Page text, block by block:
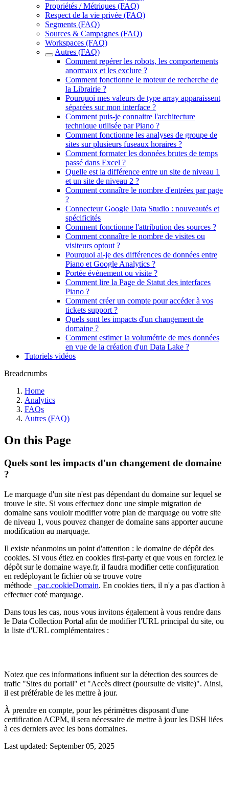
Propriétés / Métriques (FAQ)
Respect de la vie privée (FAQ)
Segments (FAQ)
Sources & Campagnes (FAQ)
Workspaces (FAQ)
Autres (FAQ)
Comment repérer les robots, les comportements
anormaux et les exclure ?
Comment fonctionne le moteur de recherche de
la Librairie ?
Pourquoi mes valeurs de type array apparaissent
séparées sur mon interface ?
Comment puis-je connaitre l'architecture
technique utilisée par Piano ?
Comment fonctionne les analyses de groupe de
sites sur plusieurs fuseaux horaires ?
Comment formater les données brutes de temps
passé dans Excel ?
Quelle est la différence entre un site de niveau 1
et un site de niveau 2 ?
Comment connaître le nombre d'entrées par page
?
Connecteur Google Data Studio : nouveautés et
spécificités
Comment fonctionne l'attribution des sources ?
Comment connaître le nombre de visites ou
visiteurs optout ?
Pourquoi ai-je des différences de données entre
Piano et Google Analytics ?
Portée événement ou visite ?
Comment lire la Page de Statut des interfaces
Piano ?
Comment créer un compte pour accéder à vos
tickets support ?
Quels sont les impacts d'un changement de
domaine ?
Comment estimer la volumétrie de mes données
en vue de la création d'un Data Lake ?
Tutoriels vidéos
Breadcrumbs
Home
Analytics
FAQs
Autres (FAQ)
On this Page
Quels sont les impacts d'un changement de domaine
?
Le marquage d'un site n'est pas dépendant du domaine sur lequel se
trouve le site. Si vous effectuez donc une simple migration de
domaine sans vouloir modifier votre plan de marquage ou votre site
de niveau 1, vous pouvez changer de domaine sans apporter aucune
modification au marquage.
Il existe néanmoins un point d'attention : le domaine de dépôt des
cookies. Si vous étiez en cookies first-party et que vous en forciez le
dépôt sur le domaine waye.fr, il faudra modifier cette configuration
en redéployant le fichier où se trouve votre
méthode
_pac.cookieDomain. En cookies tiers, il n'y a pas d'action à
effectuer coté marquage.
Dans tous les cas, nous vous invitons également à vous rendre dans
le Data Collection Portal afin de modifier l'URL principal du site, ou
la liste d'URL complémentaires : ​​
Notez que ces informations influent sur la détection des sources de
trafic "Sites du portail" et "Accès direct (poursuite de visite)". Ainsi,
il est préférable de les mettre à jour.
À prendre en compte, pour les périmètres disposant d'une
certification ACPM, il sera nécessaire de mettre à jour les DSH liées
à ces derniers avec les bons domaines.
Last updated: September 05, 2025